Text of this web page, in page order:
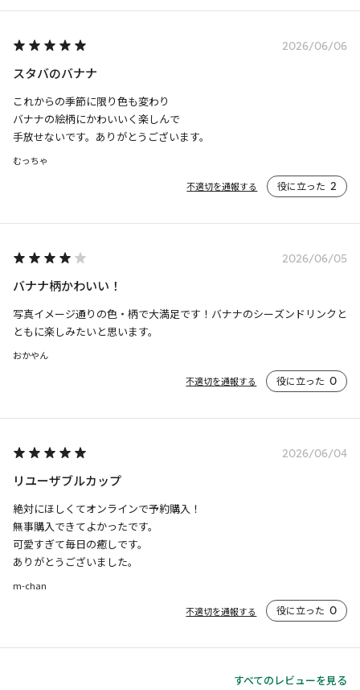
2026/06/06
スタバのバナナ
これからの季節に限り色も変わり
バナナの絵柄にかわいいく楽しんで
手放せないです。ありがとうございます。
むっちゃ
不適切を通報する 役に立った 2
2026/06/05
バナナ柄かわいい！
写真イメージ通りの色・柄で大満足です！バナナのシーズンドリンクと
ともに楽しみたいと思います。
おかやん
不適切を通報する 役に立った 0
2026/06/04
リユーザブルカップ
絶対にほしくてオンラインで予約購入！
無事購入できてよかったです。
可愛すぎて毎日の癒しです。
ありがとうございました。
m-chan
不適切を通報する 役に立った 0
すべてのレビューを見る